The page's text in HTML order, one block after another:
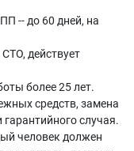
-- до 60 дней, на
действует
более 25 лет.
средств, замена
гарантийного случая.
человек должен